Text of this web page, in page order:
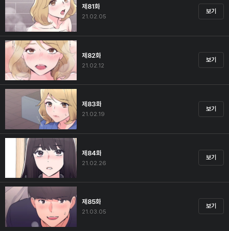
제81화
21.02.05
보기
제82화
21.02.12
보기
제83화
21.02.19
보기
제84화
21.02.26
보기
제85화
21.03.05
보기